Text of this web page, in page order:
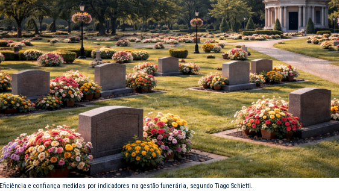
Eficiência e confiança medidas por indicadores na gestão funerária, segundo Tiago Schietti.